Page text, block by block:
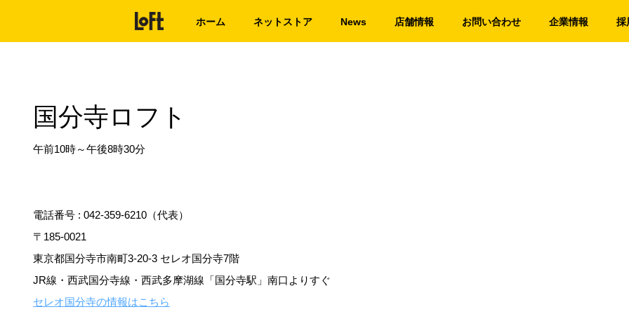
ホーム ネットストア News 店舗情報 お問い合わせ 企業情報 採
国分寺ロフト
午前10時～午後8時30分
電話番号 : 042-359-6210（代表）
〒185-0021
東京都国分寺市南町3-20-3 セレオ国分寺7階
JR線・西武国分寺線・西武多摩湖線「国分寺駅」南口よりすぐ
セレオ国分寺の情報はこちら